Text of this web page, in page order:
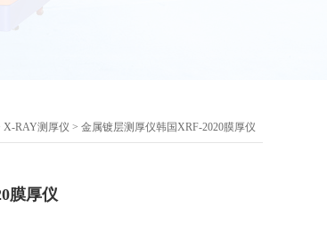
X-RAY测厚仪 > 金属镀层测厚仪韩国XRF-2020膜厚仪
膜厚仪